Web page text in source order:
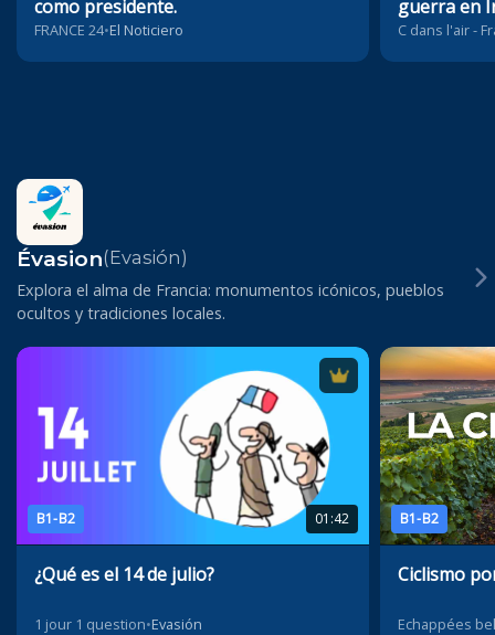
como presidente.
FRANCE 24•El Noticiero
guerra en
C dans l'air -
Évasion(Evasión)
Explora el alma de Francia: monumentos icónicos, pueblos
ocultos y tradiciones locales.
B1-B2 01:42
¿Qué es el 14 de julio?
1 jour 1 question•Evasión
B1-B2
Ciclismo
Echappées